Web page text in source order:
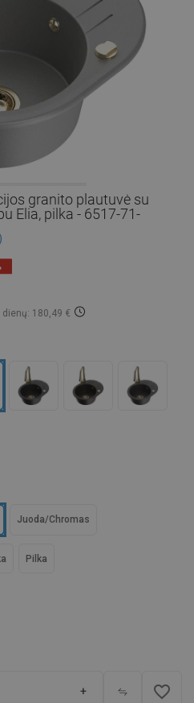
granito plautuvė su
Elia, pilka - 6517-71-
180,49 €
Pilka
Juoda/Chromas
+ favorite_border